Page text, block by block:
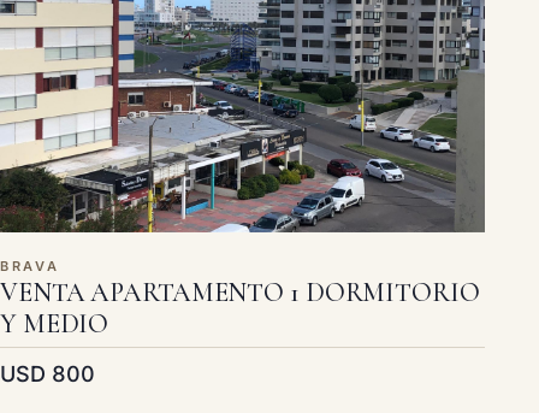
BRAVA
VENTA APARTAMENTO 1 DORMITORIO
Y MEDIO
USD 800